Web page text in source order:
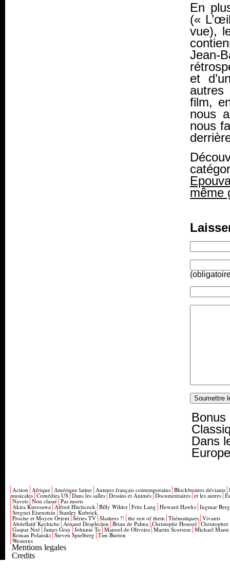
En
(«
vue),
Jean-
et
film,
nous
nous
même
Bonus
Dans
Europe
Action Afrique Amérique latine Auteurs français contemporains Blockbusters déviants
musicales Comédies US Dans les salles Dessins et Animés Documentaires et les autres
Navets Non classé Pas morts
Akira Kurosawa Alfred Hitchcock Billy Wilder Fritz Lang Howard Hawks Ingmar
Serguei Eisenstein Stanley Kubrick
Proche et Moyen Orient Séries TV Slashers !! the rest of them Thématiques Vivants
Abdellatif Kechiche Arnaud Desplechin Brian de Palma Christophe Honoré
Gaspar Noé James Gray Johnnie To Manoel de Oliveira Martin Scorsese Michael Mann
Roman Polanski Steven Spielberg Tim Burton
Westerns
Mentions legales
Credits